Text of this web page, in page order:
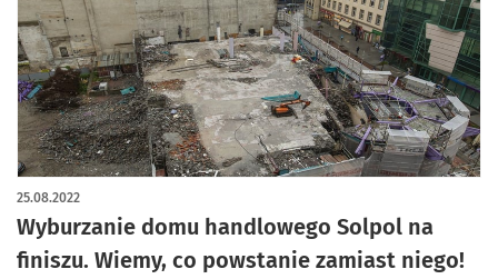
Wyburzanie domu handlowego Solpol na
finiszu. Wiemy, co powstanie zamiast niego!
25.08.2022
artykuł z galerią zdjęć